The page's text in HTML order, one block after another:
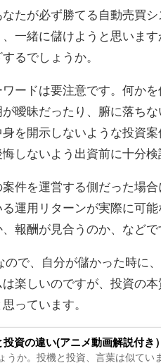
たが必ず勝てる自動売買シ
一緒に儲けようと思いま
るでしょうか。
ードは要注意です。何かを
曖昧だったり、腑に落ち
を開示しないような投資
しないよう出資前に十分検
件を運営する側だった場
運用リターンが実際に可能
報酬が見合うのか、などで
で、自分が儲かった時に
楽しいのですが、投資の
っています。
資の違い(アニメ動画解説付き）
うか。投機と投資、言葉は似てい